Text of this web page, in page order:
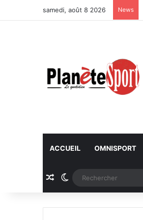
samedi, août 8 2026 News
ACCUEIL OMNISPORT
Article Aléatoire
Switch skin